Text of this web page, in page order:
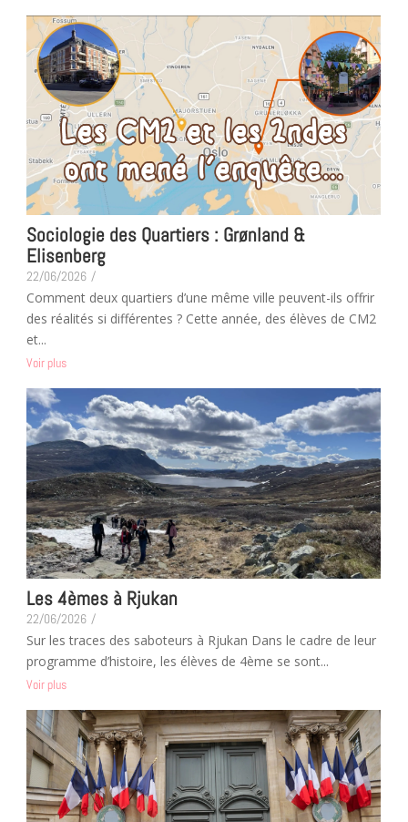
Sociologie des Quartiers : Grønland &
Elisenberg
22/06/2026 /
Comment deux quartiers d’une même ville peuvent-ils offrir
des réalités si différentes ? Cette année, des élèves de CM2
et...
Voir plus
Les 4èmes à Rjukan
22/06/2026 /
Sur les traces des saboteurs à Rjukan Dans le cadre de leur
programme d’histoire, les élèves de 4ème se sont...
Voir plus